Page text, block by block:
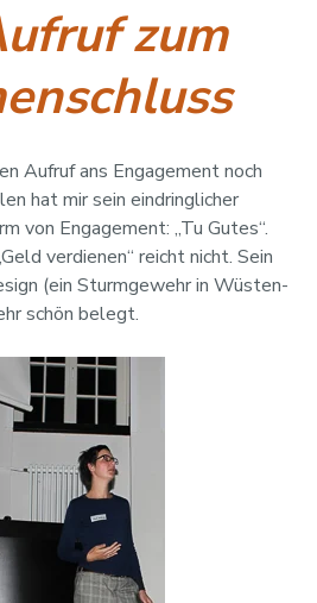
zum
Aufruf ans Engagement noch
hat mir sein eindringlicher
von Engagement: „Tu Gutes“.
verdienen“ reicht nicht. Sein
(ein Sturmgewehr in Wüsten-
schön belegt.